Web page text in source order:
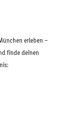
erleben –
finde deinen